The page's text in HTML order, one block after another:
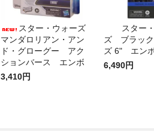
スター・ウォーズ
マンダロリアン・アン
ド・グローグー アク
ションバース エンボ
3,410円
スター
ズ ブラック
ズ 6" エン
6,490円